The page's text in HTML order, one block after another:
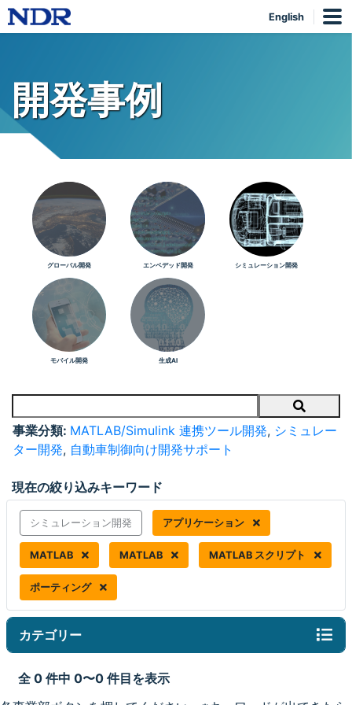
English
開発事例
グローバル開発 エンベデッド開発 シミュレーション開発
モバイル開発 生成AI
Search
事業分類: MATLAB/Simulink 連携ツール開発, シミュレー
ター開発, 自動車制御向け開発サポート
現在の絞り込みキーワード
シミュレーション開発 アプリケーション
MATLAB MATLAB MATLAB スクリプト
ポーティング
カテゴリー
全 0 件中 0〜0 件目を表示